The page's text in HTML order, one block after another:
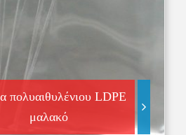
πολυαιθυλένιου LDPE
μαλακό